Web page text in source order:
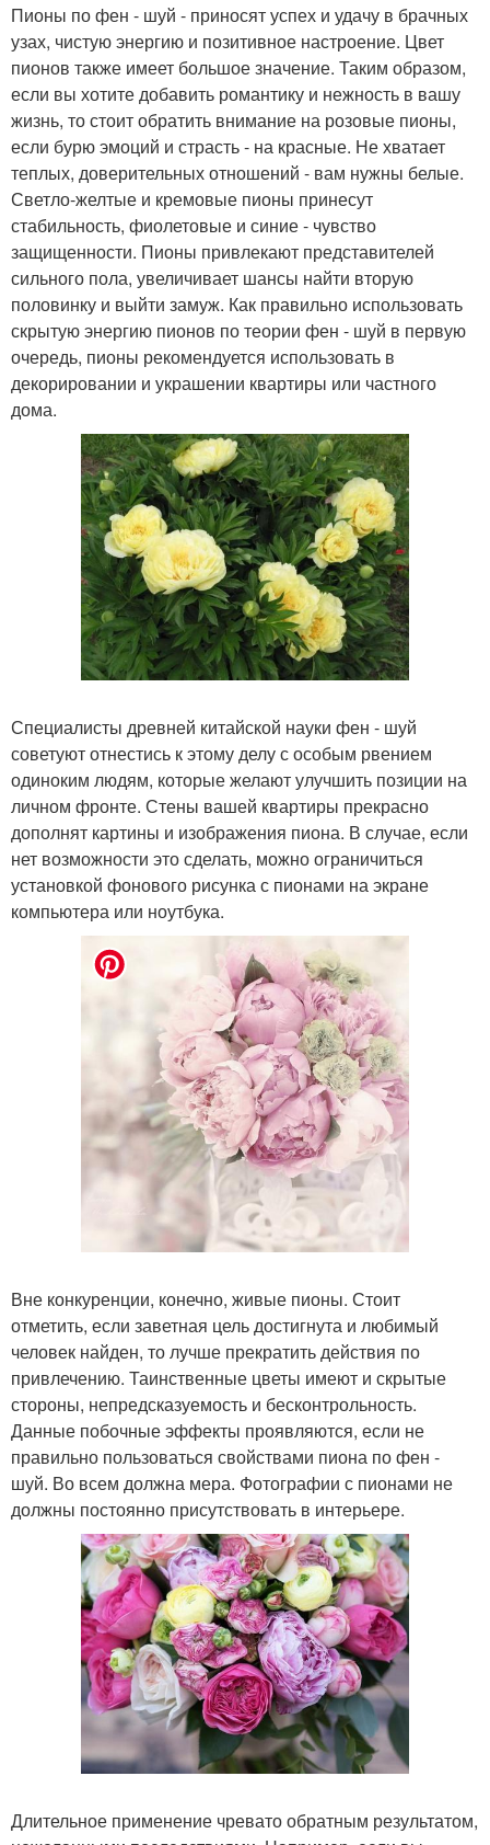
Пионы по фен - шуй - приносят успех и удачу в брачных
узах, чистую энергию и позитивное настроение. Цвет
пионов также имеет большое значение. Таким образом,
если вы хотите добавить романтику и нежность в вашу
жизнь, то стоит обратить внимание на розовые пионы,
если бурю эмоций и страсть - на красные. Не хватает
теплых, доверительных отношений - вам нужны белые.
Светло-желтые и кремовые пионы принесут
стабильность, фиолетовые и синие - чувство
защищенности. Пионы привлекают представителей
сильного пола, увеличивает шансы найти вторую
половинку и выйти замуж. Как правильно использовать
скрытую энергию пионов по теории фен - шуй в первую
очередь, пионы рекомендуется использовать в
декорировании и украшении квартиры или частного
дома.
Специалисты древней китайской науки фен - шуй
советуют отнестись к этому делу с особым рвением
одиноким людям, которые желают улучшить позиции на
личном фронте. Стены вашей квартиры прекрасно
дополнят картины и изображения пиона. В случае, если
нет возможности это сделать, можно ограничиться
установкой фонового рисунка с пионами на экране
компьютера или ноутбука.
Вне конкуренции, конечно, живые пионы. Стоит
отметить, если заветная цель достигнута и любимый
человек найден, то лучше прекратить действия по
привлечению. Таинственные цветы имеют и скрытые
стороны, непредсказуемость и бесконтрольность.
Данные побочные эффекты проявляются, если не
правильно пользоваться свойствами пиона по фен -
шуй. Во всем должна мера. Фотографии с пионами не
должны постоянно присутствовать в интерьере.
Длительное применение чревато обратным результатом,